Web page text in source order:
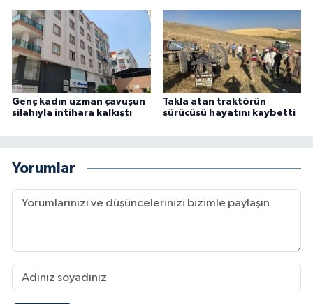
Genç kadın uzman çavuşun
silahıyla intihara kalkıştı
Takla atan traktörün
sürücüsü hayatını kaybetti
Yorumlar